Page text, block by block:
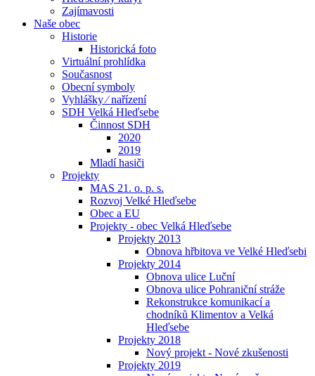
Zajímavosti
Naše obec
Historie
Historická foto
Virtuální prohlídka
Současnost
Obecní symboly
Vyhlášky ⁄ nařízení
SDH Velká Hleďsebe
Činnost SDH
2020
2019
Mladí hasiči
Projekty
MAS 21. o. p. s.
Rozvoj Velké Hleďsebe
Obec a EU
Projekty - obec Velká Hleďsebe
Projekty 2013
Obnova hřbitova ve Velké Hleďsebi
Projekty 2014
Obnova ulice Luční
Obnova ulice Pohraniční stráže
Rekonstrukce komunikací a
chodníků Klimentov a Velká
Hleďsebe
Projekty 2018
Nový projekt - Nové zkušenosti
Projekty 2019